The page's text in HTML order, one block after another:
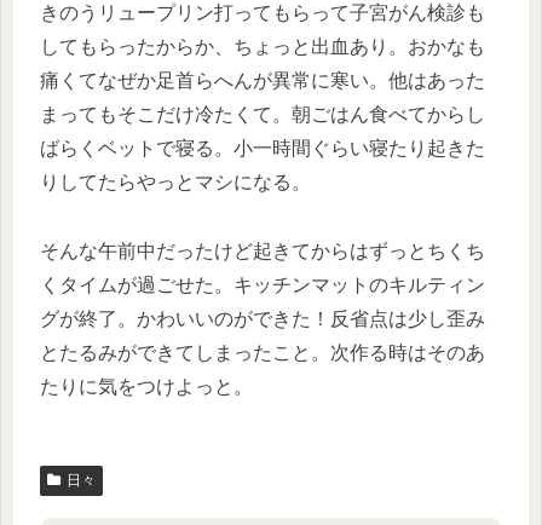
きのうリュープリン打ってもらって子宮がん検診も
してもらったからか、ちょっと出血あり。おかなも
痛くてなぜか足首らへんが異常に寒い。他はあった
まってもそこだけ冷たくて。朝ごはん食べてからし
ばらくベットで寝る。小一時間ぐらい寝たり起きた
りしてたらやっとマシになる。
そんな午前中だったけど起きてからはずっとちくち
くタイムが過ごせた。キッチンマットのキルティン
グが終了。かわいいのができた！反省点は少し歪み
とたるみができてしまったこと。次作る時はそのあ
たりに気をつけよっと。
日々